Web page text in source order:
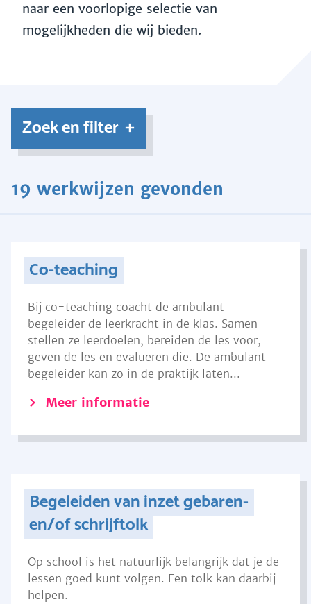
naar een voorlopige selectie van
mogelijkheden die wij bieden.
Zoek en filter
19 werkwijzen gevonden
Co-teaching
Bij co-teaching coacht de ambulant
begeleider de leerkracht in de klas. Samen
stellen ze leerdoelen, bereiden de les voor,
geven de les en evalueren die. De ambulant
begeleider kan zo in de praktijk laten...
Meer informatie
Begeleiden van inzet gebaren-
en/of schrijftolk
Op school is het natuurlijk belangrijk dat je de
lessen goed kunt volgen. Een tolk kan daarbij
helpen.